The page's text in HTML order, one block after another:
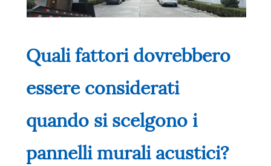
Quali fattori dovrebbero
essere considerati
quando si scelgono i
pannelli murali acustici?